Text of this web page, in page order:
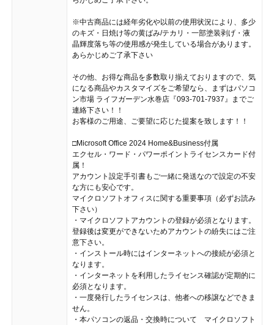
※中古商品には経年劣化や以前の使用状況により、多少
のキズ・日焼け等の黄ばみ/テカリ・一部塗装剥げ・液
晶輝度落ち等の使用感が発生している場合があります。
あらかじめご了承下さい
その他、お得な商品を多数取り揃えておりますので、気
になる商品やカスタマイズをご希望なら、まずはパソコ
ン市場 ライフガーデン水巻店『093-701-7937』までご
連絡下さい！！
お客様のご用途、ご要望に応じた提案を致します！！
□Microsoft Office 2024 Home&Business付属
エクセル・ワード・パワーポイントライセンスカード付
属！
アカウント設定手引書もご一緒に発送なので設定の不安
な方にも安心です。
マイクロソフトオフィスに関する重要事項（必ずお読み
下さい）
・マイクロソフトアカウントの登録が必須となります。
登録後は変更ができないためアカウントの紛失にはご注
意下さい。
・インストール時にはインターネットへの接続が必須と
なります。
・インターネットを利用したライセンス確認が定期的に
必須となります。
・一度発行したライセンスは、他者への移譲などできま
せん。
・本パソコンの返品・交換時について マイクロソフト